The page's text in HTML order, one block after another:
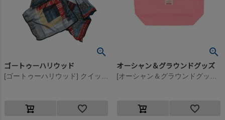
ゴートゥーハリウッド オーシャン＆グラウンドグッズ